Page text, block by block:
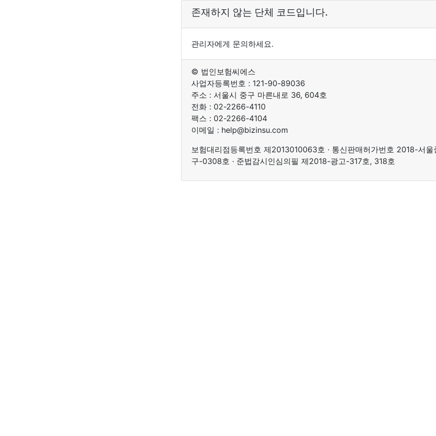
존재하지 않는 단체 코드입니다.
관리자에게 문의하세요.
© 법인보험씨에스
사업자등록번호 : 121-90-89036
주소 : 서울시 중구 마른내로 36, 604호
전화 : 02-2266-4110
팩스 : 02-2266-4104
이메일 : help@bizinsu.com
보험대리점등록번호 제2013010063호 · 통신판매허가번호 2018-서울
구-0308호 · 준법감시인심의필 제2018-광고-317호, 318호